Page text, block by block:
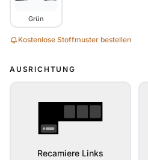
Grün
Kostenlose Stoffmuster bestellen
AUSRICHTUNG
Recamiere Links